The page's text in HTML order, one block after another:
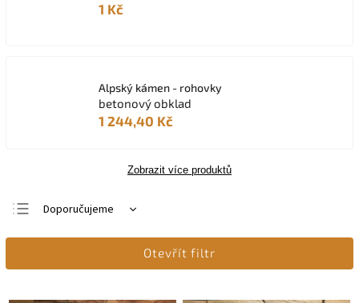
1 Kč
Alpský kámen - rohovky
betonový obklad
1 244,40 Kč
Zobrazit více produktů
Doporučujeme
Nejlevnější
Otevřít filtr